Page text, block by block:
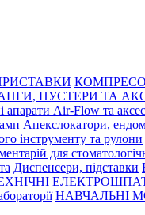
ПУСТЕРИ ТА
апарати Air-Flow та
Апекслокатори,
інструменту та рулони
для
Диспенсери, підставки
НАВЧАЛЬНІ